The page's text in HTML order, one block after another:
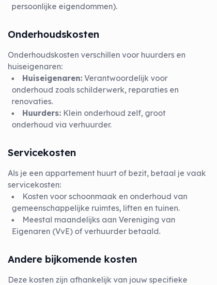
persoonlijke eigendommen).
Onderhoudskosten
Onderhoudskosten verschillen voor huurders en
huiseigenaren:
Huiseigenaren: Verantwoordelijk voor
onderhoud zoals schilderwerk, reparaties en
renovaties.
Huurders: Klein onderhoud zelf, groot
onderhoud via verhuurder.
Servicekosten
Als je een appartement huurt of bezit, betaal je vaak
servicekosten:
Kosten voor schoonmaak en onderhoud van
gemeenschappelijke ruimtes, liften en tuinen.
Meestal maandelijks aan Vereniging van
Eigenaren (VvE) of verhuurder betaald.
Andere bijkomende kosten
Deze kosten zijn afhankelijk van jouw specifieke